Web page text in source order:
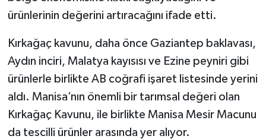
ürünlerinin değerini artıracağını ifade etti.
Kırkağaç kavunu, daha önce Gaziantep baklavası,
Aydın inciri, Malatya kayısısı ve Ezine peyniri gibi
ürünlerle birlikte AB coğrafi işaret listesinde yerini
aldı. Manisa’nın önemli bir tarımsal değeri olan
Kırkağaç Kavunu, ile birlikte Manisa Mesir Macunu
da tescilli ürünler arasında yer alıyor.